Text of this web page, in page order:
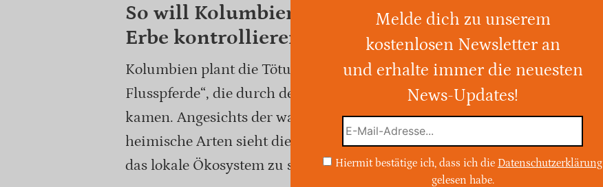
So will Kolumbien die Flusspferde aus Escobars
Erbe kontrollieren
Kolumbien plant die Tötung von Dutzenden der sogenannten „Kokain-
Flusspferde“, die durch den Drogenbaron Pablo Escobar ins Land
kamen. Angesichts der wachsenden Population und der Bedrohung für
heimische Arten sieht die Regierung dringenden Handlungsbedarf, um
das lokale Ökosystem zu schützen.
Melde dich zu unserem
kostenlosen Newsletter an
und erhalte immer die neuesten
News-Updates!
Hiermit bestätige ich, dass ich die Datenschutzerklärung
gelesen habe.